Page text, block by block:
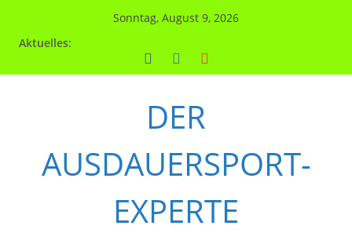
Sonntag, August 9, 2026
Aktuelles:
DER
AUSDAUERSPORT-
EXPERTE